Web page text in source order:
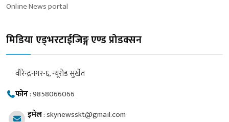
Online News portal
मिडिया एड्भरटाईजिङ्ग एण्ड प्रोडक्सन
वीरेन्द्रनगर-६, न्यूरोड सुर्खेत
फोन:9858066066
इमेल:skynewsskt@gmail.com